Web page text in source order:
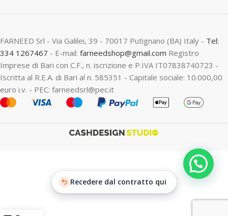
FARNEED Srl - Via Galilei, 39 - 70017 Putignano (BA) Italy - Tel:
334 1267467 - E-mail: farneedshop@gmail.com Registro
Imprese di Bari con C.F., n. iscrizione e P.IVA IT07838740723 -
Iscritta al R.E.A. di Bari al n. 585351 - Capitale sociale: 10.000,00
euro i.v. - PEC: farneedsrl@pec.it
Recedere dal contratto qui